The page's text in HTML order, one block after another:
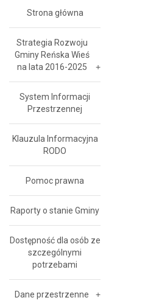
Strona główna
Strategia Rozwoju
Gminy Reńska Wieś
na lata 2016-2025
System Informacji
Przestrzennej
Klauzula Informacyjna
RODO
Pomoc prawna
Raporty o stanie Gminy
Dostępność dla osób ze
szczególnymi
potrzebami
Dane przestrzenne